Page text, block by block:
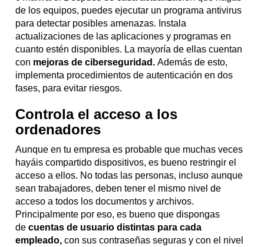
de los equipos, puedes ejecutar un programa antivirus
para detectar posibles amenazas. Instala
actualizaciones de las aplicaciones y programas en
cuanto estén disponibles. La mayoría de ellas cuentan
con mejoras de ciberseguridad.Además de esto,
implementa procedimientos de autenticación en dos
fases, para evitar riesgos.
Controla el acceso a los
ordenadores
Aunque en tu empresa es probable que muchas veces
hayáis compartido dispositivos, es bueno restringir el
acceso a ellos. No todas las personas, incluso aunque
sean trabajadores, deben tener el mismo nivel de
acceso a todos los documentos y archivos.
Principalmente por eso, es bueno que dispongas
decuentas de usuario distintas para cada
empleado, con sus contraseñas seguras y con el nivel